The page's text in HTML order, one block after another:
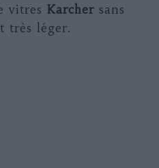
vitresKarchersans
très léger.